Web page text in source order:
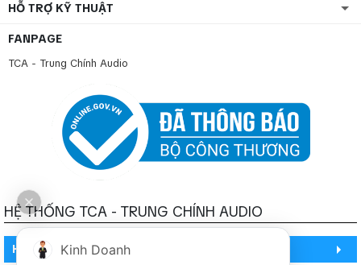
HỖ TRỢ KỸ THUẬT
FANPAGE
TCA - Trung Chính Audio
HỆ THỐNG TCA - TRUNG CHÍNH AUDIO
HỒ CHÍ MINHKinh Doanh